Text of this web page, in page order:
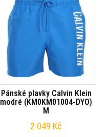
Pánské plavky Calvin Klein
modré (KM0KM01004-DYO)
M
2 049 Kč